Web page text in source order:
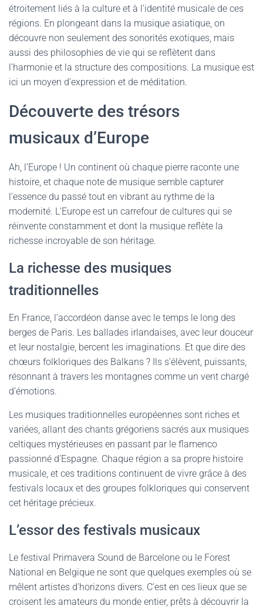
étroitement liés à la culture et à l’identité musicale de ces
régions. En plongeant dans la musique asiatique, on
découvre non seulement des sonorités exotiques, mais
aussi des philosophies de vie qui se reflètent dans
l’harmonie et la structure des compositions. La musique est
ici un moyen d’expression et de méditation.
Découverte des trésors
musicaux d’Europe
Ah, l’Europe ! Un continent où chaque pierre raconte une
histoire, et chaque note de musique semble capturer
l’essence du passé tout en vibrant au rythme de la
modernité. L’Europe est un carrefour de cultures qui se
réinvente constamment et dont la musique reflète la
richesse incroyable de son héritage.
La richesse des musiques
traditionnelles
En France, l’accordéon danse avec le temps le long des
berges de Paris. Les ballades irlandaises, avec leur douceur
et leur nostalgie, bercent les imaginations. Et que dire des
chœurs folkloriques des Balkans ? Ils s’élèvent, puissants,
résonnant à travers les montagnes comme un vent chargé
d’émotions.
Les musiques traditionnelles européennes sont riches et
variées, allant des chants grégoriens sacrés aux musiques
celtiques mystérieuses en passant par le flamenco
passionné d’Espagne. Chaque région a sa propre histoire
musicale, et ces traditions continuent de vivre grâce à des
festivals locaux et des groupes folkloriques qui conservent
cet héritage précieux.
L’essor des festivals musicaux
Le festival Primavera Sound de Barcelone ou le Forest
National en Belgique ne sont que quelques exemples où se
mêlent artistes d’horizons divers. C’est en ces lieux que se
croisent les amateurs du monde entier, prêts à découvrir la